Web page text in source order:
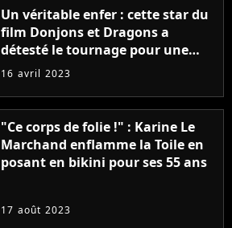
Un véritable enfer : cette star du
film Donjons et Dragons a
détesté le tournage pour une
raison très spéciale
16 avril 2023
"Ce corps de folie !" : Karine Le
Marchand enflamme la Toile en
posant en bikini pour ses 55 ans
17 août 2023